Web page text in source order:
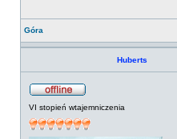
Góra
Huberts
VI stopień wtajemniczenia